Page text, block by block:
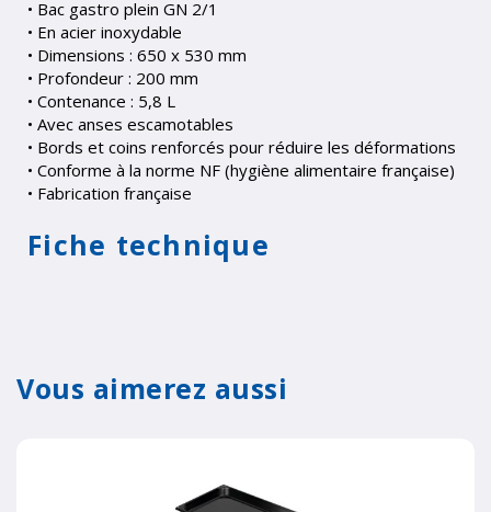
• Bac gastro plein GN 2/1
• En acier inoxydable
• Dimensions : 650 x 530 mm
• Profondeur : 200 mm
• Contenance : 5,8 L
• Avec anses escamotables
• Bords et coins renforcés pour réduire les déformations
• Conforme à la norme NF (hygiène alimentaire française)
• Fabrication française
Fiche technique
Vous aimerez aussi